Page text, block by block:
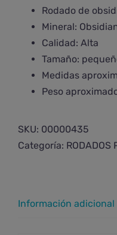
Rodado de
Mineral:
Calidad: Alta
Tamaño:
Medidas
Peso
SKU: 00000435
Categoría: RODADOS
Información adicional